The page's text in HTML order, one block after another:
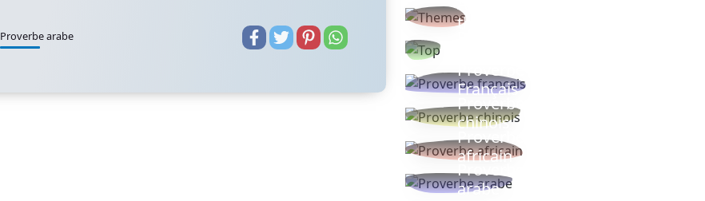
Proverbe arabe
thèmes
Proverbe
Français
Proverbe
chinois
Proverbe
africain
Proverbe
arabe